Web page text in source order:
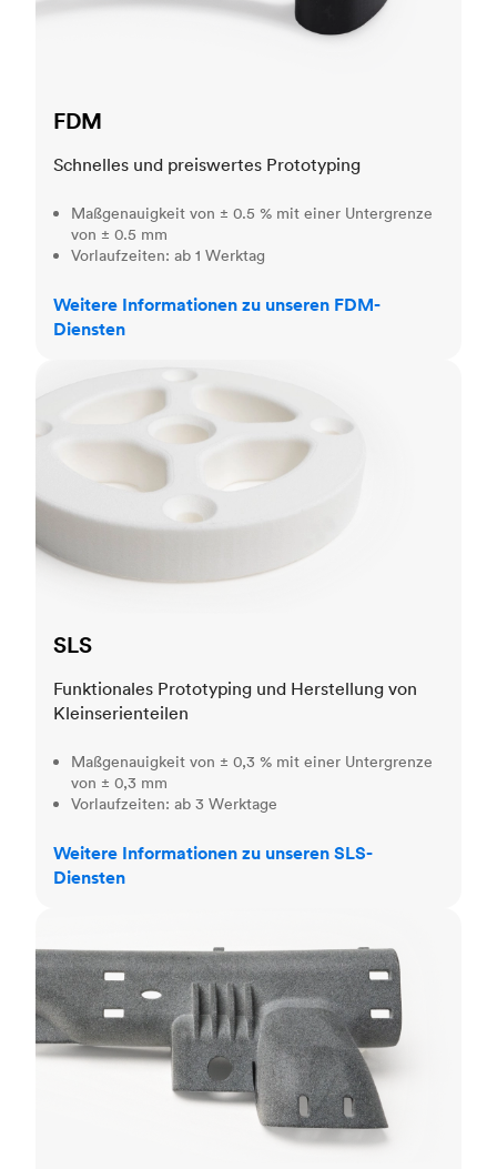
FDM
Schnelles und preiswertes Prototyping
Maßgenauigkeit von ± 0.5 % mit einer Untergrenze
von ± 0.5 mm
Vorlaufzeiten: ab 1 Werktag
Weitere Informationen zu unseren FDM-
Diensten
SLS
Funktionales Prototyping und Herstellung von
Kleinserienteilen
Maßgenauigkeit von ± 0,3 % mit einer Untergrenze
von ± 0,3 mm
Vorlaufzeiten: ab 3 Werktage
Weitere Informationen zu unseren SLS-
Diensten